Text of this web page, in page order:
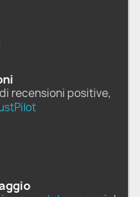
recensioni positive,